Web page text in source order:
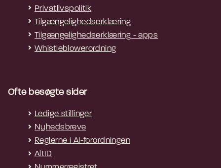
Privatlivspolitik
Tilgængelighedserklæring
Tilgængelighedserklæring - apps
Whistleblowerordning
Ofte besøgte sider
Ledige stillinger
Nyhedsbreve
Reglerne i AI-forordningen
AltID